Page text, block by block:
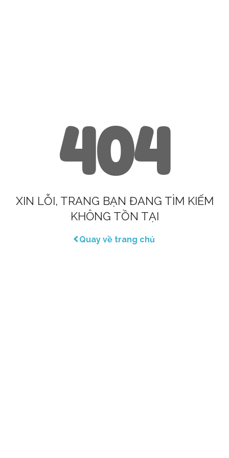
404
XIN LỖI, TRANG BẠN ĐANG TÌM KIẾM
KHÔNG TỒN TẠI
Quay về trang chủ